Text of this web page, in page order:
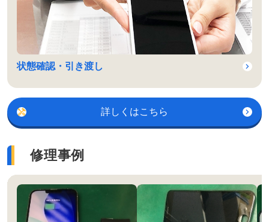
状態確認・引き渡し
詳しくはこちら
修理事例